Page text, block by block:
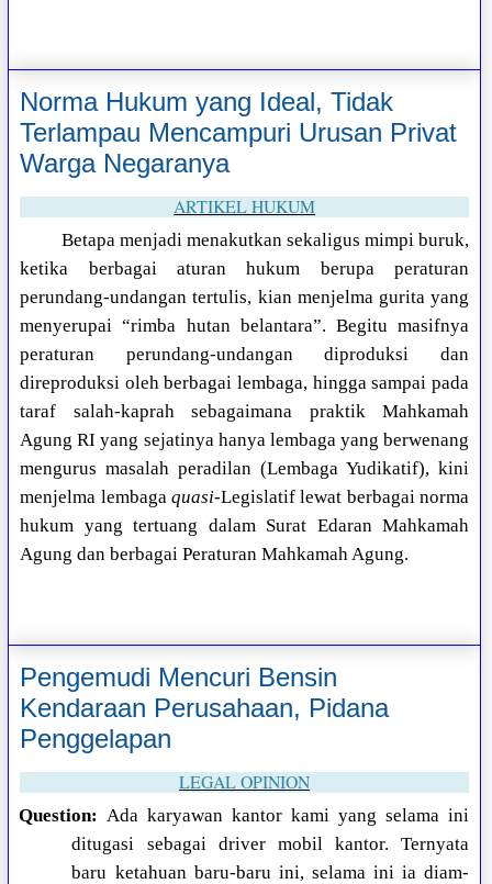
Norma Hukum yang Ideal, Tidak
Terlampau Mencampuri Urusan Privat
Warga Negaranya
ARTIKEL HUKUM
Betapa menjadi menakutkan sekaligus mimpi buruk,
ketika berbagai aturan hukum berupa peraturan
perundang-undangan tertulis, kian menjelma gurita yang
menyerupai “rimba hutan belantara”. Begitu masifnya
peraturan perundang-undangan diproduksi dan
direproduksi oleh berbagai lembaga, hingga sampai pada
taraf salah-kaprah sebagaimana praktik Mahkamah
Agung RI yang sejatinya hanya lembaga yang berwenang
mengurus masalah peradilan (Lembaga Yudikatif), kini
menjelma lembaga quasi-Legislatif lewat berbagai norma
hukum yang tertuang dalam Surat Edaran Mahkamah
Agung dan berbagai Peraturan Mahkamah Agung.
Pengemudi Mencuri Bensin
Kendaraan Perusahaan, Pidana
Penggelapan
LEGAL OPINION
Question: Ada karyawan kantor kami yang selama ini
ditugasi sebagai driver mobil kantor. Ternyata
baru ketahuan baru-baru ini, selama ini ia diam-